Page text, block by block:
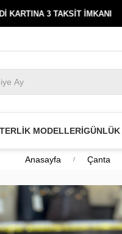
İMKANI
MODELLERİGÜNLÜK
Anasayfa Çanta